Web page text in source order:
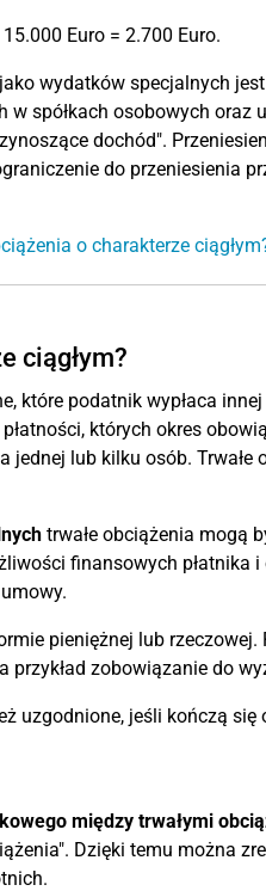
Euro = 2.700 Euro.
wydatków specjalnych
w spółkach osobowych oraz
dochód".
do przeniesienia
o charakterze
ciągłym?
które podatnik wypłaca
których okres
lub kilku osób. Trwałe
trwałe obciążenia mogą
finansowych płatnika
pieniężnej lub
przykład zobowiązanie do
uzgodnione, jeśli kończą
między trwałymi
Dzięki temu można